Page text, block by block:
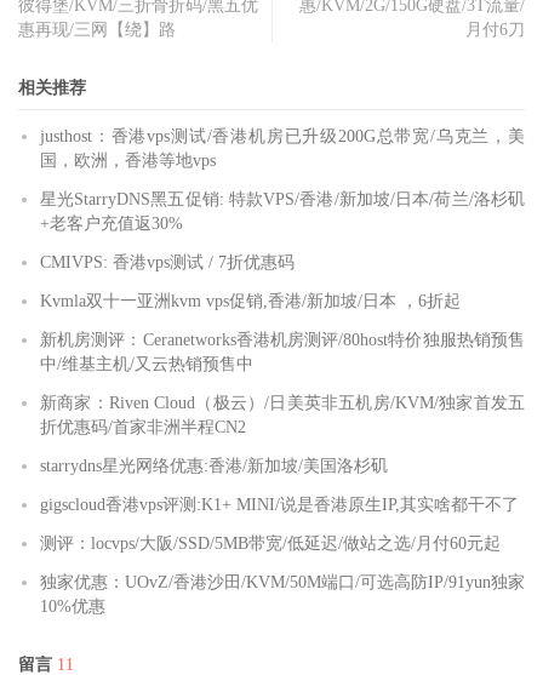
彼得堡/KVM/三折骨折码/黑五优
惠再现/三网【绕】路
惠/KVM/2G/150G硬盘/3T流量/
月付6刀
相关推荐
justhost：香港vps测试/香港机房已升级200G总带宽/乌克兰，美
国，欧洲，香港等地vps
星光StarryDNS黑五促销: 特款VPS/香港/新加坡/日本/荷兰/洛杉矶
+老客户充值返30%
CMIVPS: 香港vps测试 / 7折优惠码
Kvmla双十一亚洲kvm vps促销,香港/新加坡/日本 ，6折起
新机房测评：Ceranetworks香港机房测评/80host特价独服热销预售
中/维基主机/又云热销预售中
新商家：Riven Cloud（极云）/日美英非五机房/KVM/独家首发五
折优惠码/首家非洲半程CN2
starrydns星光网络优惠:香港/新加坡/美国洛杉矶
gigscloud香港vps评测:K1+ MINI/说是香港原生IP,其实啥都干不了
测评：locvps/大阪/SSD/5MB带宽/低延迟/做站之选/月付60元起
独家优惠：UOvZ/香港沙田/KVM/50M端口/可选高防IP/91yun独家
10%优惠
留言 11